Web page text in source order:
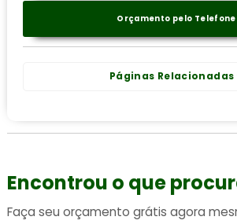
Orçamento pelo Telefone
Páginas Relacionadas
Encontrou o que
Faça seu orçamento grátis agora